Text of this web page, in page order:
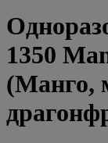
1350
(Манго,